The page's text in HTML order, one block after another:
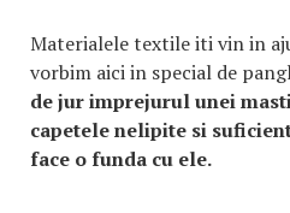
Materialele textile iti vin in
vorbim aici in special de
de jur imprejurul unei
capetele nelipite si
face o funda cu ele.